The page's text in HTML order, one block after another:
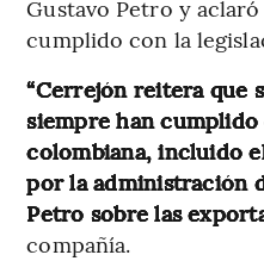
Gustavo Petro y
cumplido con la
“Cerrejón reitera que
siempre han
colombiana, incluido
por la administración
Petro sobre las
compañía.